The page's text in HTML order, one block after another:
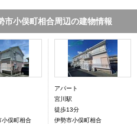
市小俣町相合周辺の建物情報
小俣町相合
アパート
宮川駅
徒歩13分
伊勢市小俣町相合